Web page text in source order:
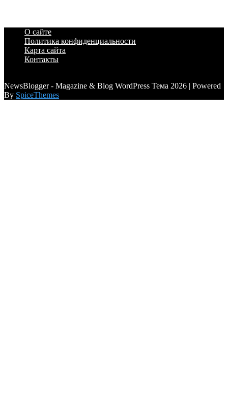
О сайте
Политика конфиденциальности
Карта сайта
Контакты
NewsBlogger - Magazine & Blog WordPress Тема 2026 | Powered
By SpiceThemes